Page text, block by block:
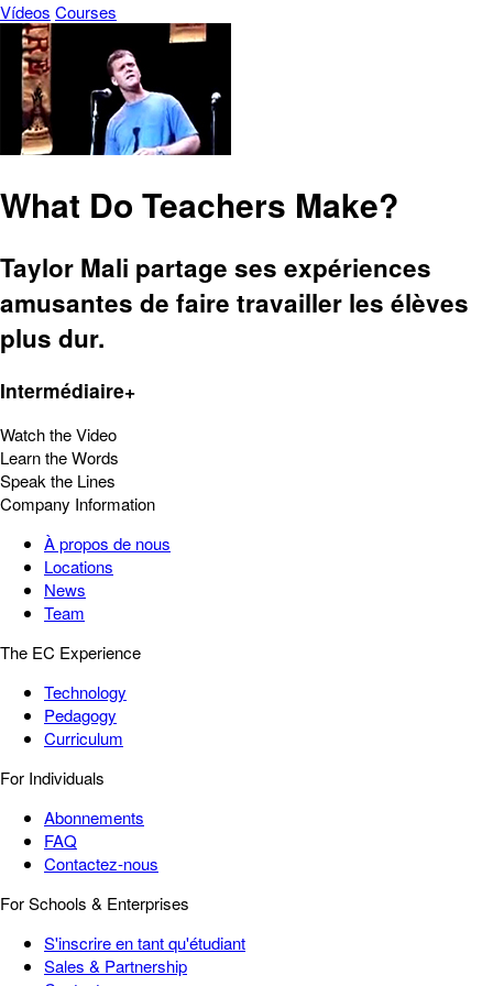
Vídeos Courses
What Do Teachers Make?
Taylor Mali partage ses expériences
amusantes de faire travailler les élèves
plus dur.
Intermédiaire+
Watch the Video
Learn the Words
Speak the Lines
Company Information
À propos de nous
Locations
News
Team
The EC Experience
Technology
Pedagogy
Curriculum
For Individuals
Abonnements
FAQ
Contactez-nous
For Schools & Enterprises
S'inscrire en tant qu'étudiant
Sales & Partnership